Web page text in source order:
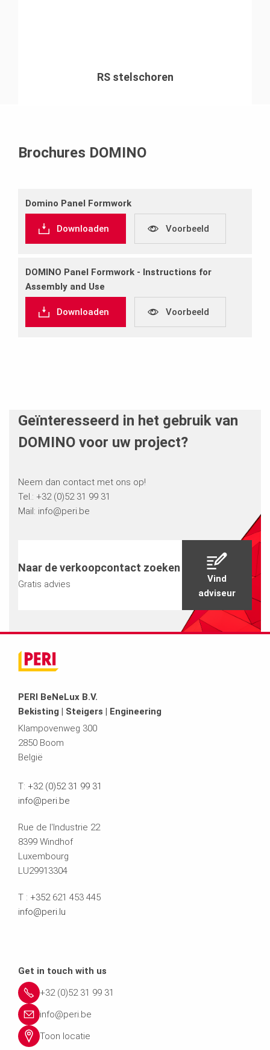
RS stelschoren
Brochures DOMINO
Domino Panel Formwork
Downloaden Voorbeeld
DOMINO Panel Formwork ‐ Instructions for
Assembly and Use
Downloaden Voorbeeld
Geïnteresseerd in het gebruik van
DOMINO voor uw project?
Neem dan contact met ons op!
Tel.: +32(0)52 31 99 31
Mail: info@peri.be
Naar de verkoopcontact zoeken
Gratis advies
Vind
adviseur
PERI BeNeLux B.V.
Bekisting | Steigers | Engineering
Klampovenweg 300
2850 Boom
België
T: +32 (0)52 31 99 31
info@peri.be
Rue de l'Industrie 22
8399 Windhof
Luxembourg
LU29913304
T : +352 621 453 445
info@peri.lu
Get in touch with us
+32 (0)52 31 99 31
info@peri.be
Toon locatie